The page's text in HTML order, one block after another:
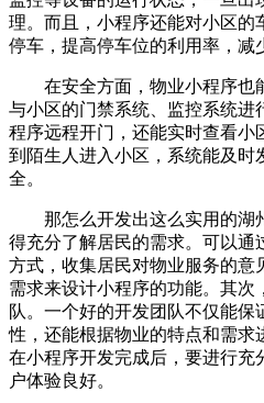
理。而且，小程序还能对小区的
停车，提高停车位的利用率，减
在安全方面，物业小程序也
与小区的门禁系统、监控系统进
程序远程开门，还能实时查看小
到陌生人进入小区，系统能及时
全。
那怎么开发出这么实用的湖
得充分了解居民的需求。可以通
方式，收集居民对物业服务的意
需求来设计小程序的功能。其次
队。一个好的开发团队不仅能保
性，还能根据物业的特点和需求
在小程序开发完成后，要进行充
户体验良好。